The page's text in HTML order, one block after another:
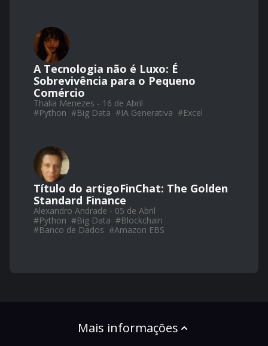
A Tecnologia não é Luxo: É
Sobrevivência para o Pequeno
Comércio
Thalia Menezes - 16 de Abril
#Python #Big Data #IA Generativa #Excel
Título do artigoFinChat: The Golden
Standard Finance
Alexandro Andrade - 05 de Abril
#Python #Big Data #Blockchain
#Banco de Dados #Amazon EBS
Mais informações